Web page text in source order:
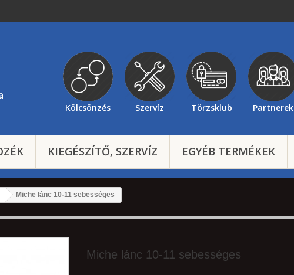
Kölcsönzés Szervíz Törzsklub Partnerek
KIEGÉSZÍTŐ, SZERVÍZ EGYÉB TERMÉKEK
Miche lánc 10-11 sebességes
Miche lánc 10-11 sebességes